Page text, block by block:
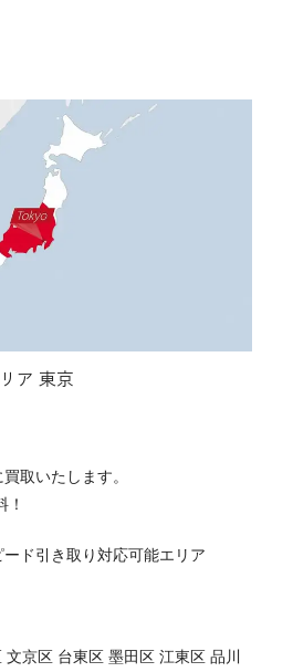
ア 東京
取いたします。
ド引き取り対応可能エリア
京区 台東区 墨田区 江東区 品川